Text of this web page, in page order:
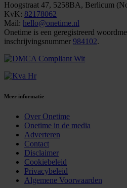
Hoogstraat 47, 5258BA, Berlicum
KvK: 82178062
Mail: hello@onetime.nl
Onetime is een geregistreerd
inschrijvingsnummer 984102.
Meer informatie
Over Onetime
Onetime in de media
Adverteren
Contact
Disclaimer
Cookiebeleid
Privacybeleid
Algemene Voorwaarden